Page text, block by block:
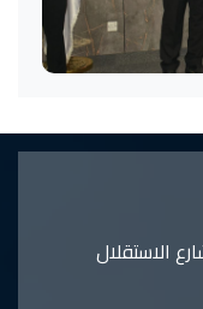
الاستقلال